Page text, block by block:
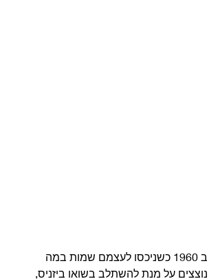
ב 1960 כשניכסו לעצמם שמות במה
נוצצים על מנת להשתלב בשואו ביזניס,